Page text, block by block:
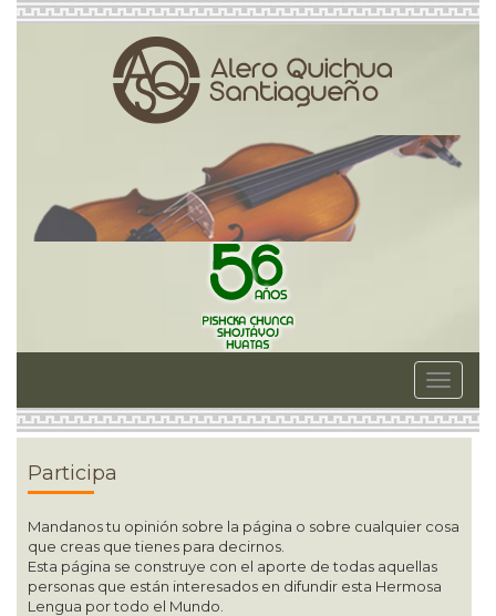
Toggle
Participa
Mandanos tu opinión sobre la página o sobre cualquier cosa
que creas que tienes para decirnos.
Esta página se construye con el aporte de todas aquellas
personas que están interesados en difundir esta Hermosa
Lengua por todo el Mundo.